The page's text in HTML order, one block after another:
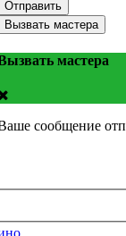
Отправить
Вызвать мастера
мастера
сообщение